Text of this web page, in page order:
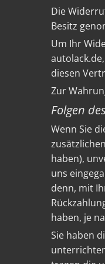
Die
Besitz
Um Ihr
autolack.de,
diesen
Zur
Folgen
Wenn Sie
haben),
uns
denn, mit
haben, je
Sie haben